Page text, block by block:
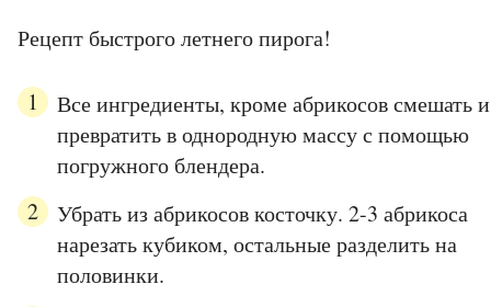
Рецепт быстрого летнего пирога!
Все ингредиенты, кроме абрикосов смешать и
превратить в однородную массу с помощью
погружного блендера.
Убрать из абрикосов косточку. 2-3 абрикоса
нарезать кубиком, остальные разделить на
половинки.